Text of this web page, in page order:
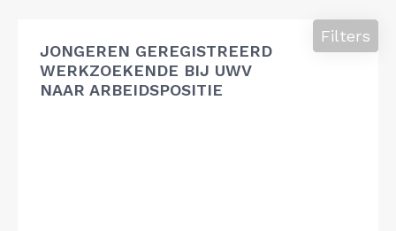
JONGEREN GEREGISTREERD
WERKZOEKENDE BIJ UWV
NAAR ARBEIDSPOSITIE
Filters